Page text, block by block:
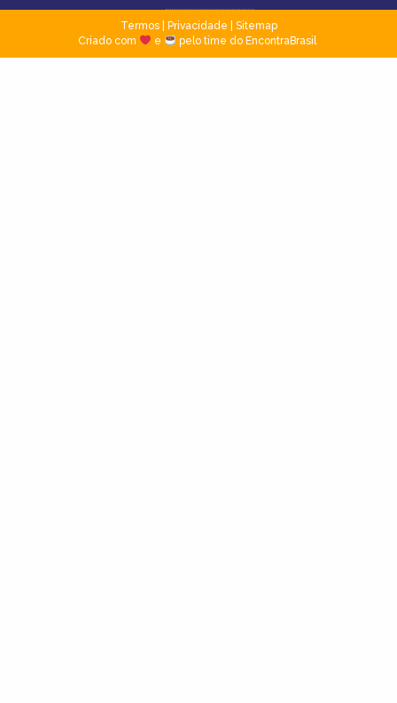
Termos| Privacidade
Sitemap
Criado com
e pelo time do EncontraBrasil